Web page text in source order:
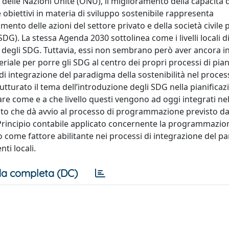
in materia di sviluppo sostenibile rappresenta
delle azioni del settore privato e della società civile
La stessa Agenda 2030 sottolinea come i livelli locali
SDG. Tuttavia, essi non sembrano però aver ancora
per porre gli SDG al centro dei propri processi di
integrazione del paradigma della sostenibilità nel
il tema dell’introduzione degli SDG nella
come e a che livello questi vengono ad oggi integrati nel
che dà avvio al processo di programmazione previsto
contabile applicato concernente la
fattore abilitante nei processi di integrazione del
locali.
completa (DC)